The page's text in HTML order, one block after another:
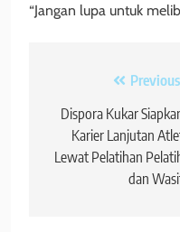
“Jangan lupa untuk
Navigasi
pos
Dispora Kukar
Karier Lanjutan
Lewat Pelatihan
dan